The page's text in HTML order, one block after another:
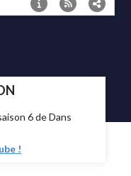
6 de Dans
!